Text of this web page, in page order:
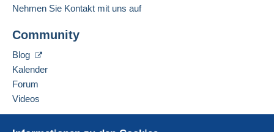
Nehmen Sie Kontakt mit uns auf
Community
Blog
Kalender
Forum
Videos